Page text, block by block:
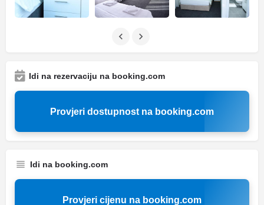
Idi na rezervaciju na booking.com
Provjeri dostupnost na booking.com
Idi na booking.com
Provjeri cijenu na booking.com